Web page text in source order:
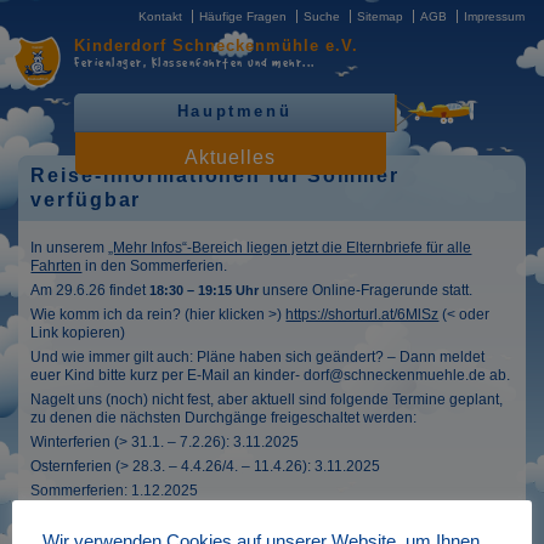
KinderdorfSchneckenmühle e.V.
Ferienlager, Klassenfahrten und mehr...
Hauptmenü
Aktuelles
Kontakt Häufige Fragen Suche Sitemap AGB Impressum
Reise-Informationen für Sommer
verfügbar
In unserem „Mehr Infos“-Bereich liegen jetzt die Elternbriefe für alle
Fahrten in den Sommerferien.
Am 29.6.26 findet18:30 – 19:15 Uhrunsere Online-Fragerunde statt.
Wie komm ich da rein? (hier klicken >) https://shorturl.at/6MlSz (< oder
Link kopieren)
Und wie immer gilt auch: Pläne haben sich geändert? – Dann meldet
euer Kind bitte kurz per E-Mail an kinder- dorf@schneckenmuehle.de ab.
Nagelt uns (noch) nicht fest, aber aktuell sind folgende Termine geplant,
zu denen die nächsten Durchgänge freigeschaltet werden:
Winterferien (> 31.1. – 7.2.26): 3.11.2025
Osternferien (> 28.3. – 4.4.26/4. – 11.4.26): 3.11.2025
Sommerferien: 1.12.2025
gesehen: sind jetzt zwölf Tage je Durchgang)